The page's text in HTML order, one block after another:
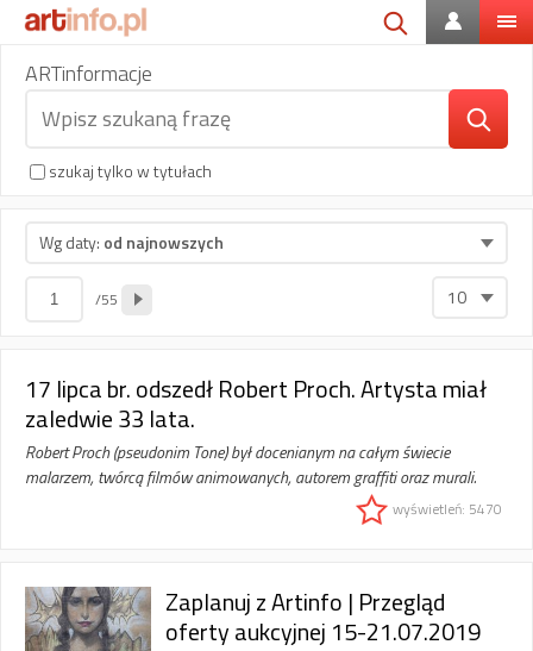
ARTinformacje
szukaj tylkow tytułach
Wg daty: od najnowszych
/55 10
17 lipca br. odszedł Robert Proch. Artysta miał
zaledwie 33 lata.
Robert Proch (pseudonim Tone) był docenianym na całym świecie
malarzem, twórcą filmów animowanych, autorem graffiti oraz murali.
wyświetleń: 5470
Zaplanuj z Artinfo | Przegląd
oferty aukcyjnej 15-21.07.2019